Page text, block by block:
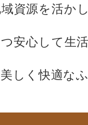
資源を活か
安心して生
しく快適な